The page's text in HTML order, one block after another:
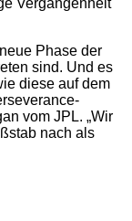
Vergangenheit
Phase der
sind. Und es
diese auf dem
vom JPL. „Wir
nach als